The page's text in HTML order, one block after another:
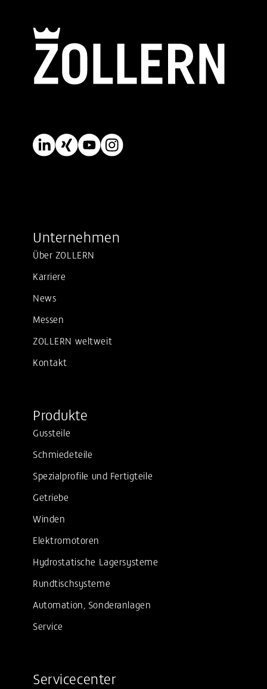
Unternehmen
Über ZOLLERN
Karriere
News
Messen
ZOLLERN weltweit
Kontakt
Produkte
Gussteile
Schmiedeteile
Spezialprofile und Fertigteile
Getriebe
Winden
Elektromotoren
Hydrostatische Lagersysteme
Rundtischsysteme
Automation, Sonderanlagen
Service
Servicecenter